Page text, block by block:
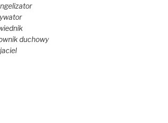
duchowy